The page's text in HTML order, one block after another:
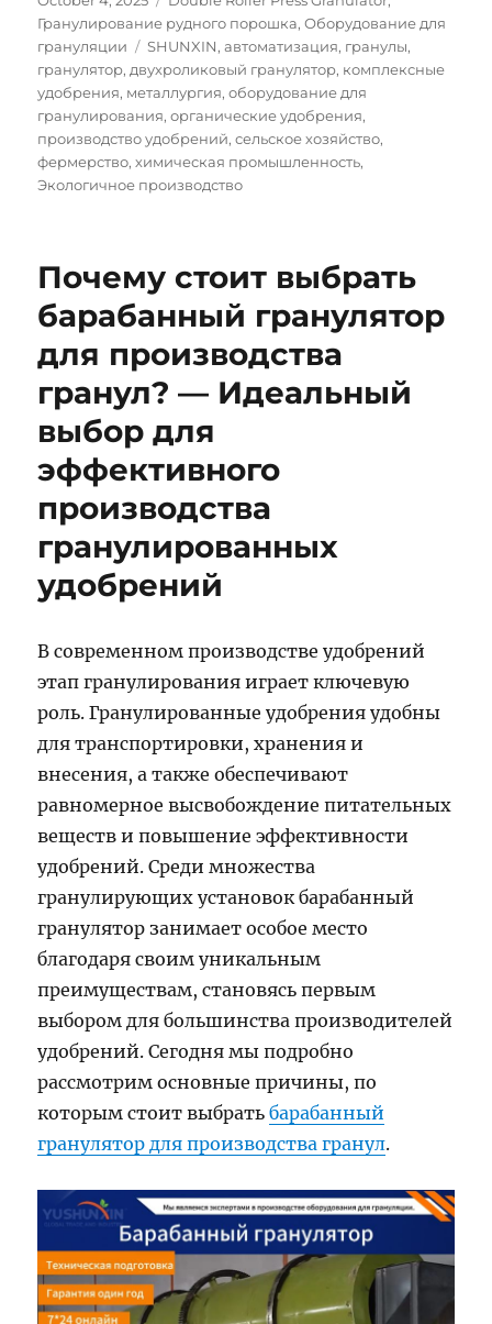
on
Гранулирование рудного порошка,Оборудование для
грануляции
Tags
SHUNXIN,автоматизация, гранулы,
гранулятор,двухроликовый гранулятор, комплексные
удобрения, металлургия,оборудование для
гранулирования,органические удобрения,
производство удобрений,сельское хозяйство,
фермерство,химическая промышленность,
Экологичное производство
Почему стоит выбрать
барабанный гранулятор
для производства
гранул? — Идеальный
выбор для
эффективного
производства
гранулированных
удобрений
В современном производстве удобрений
этап гранулирования играет ключевую
роль. Гранулированные удобрения удобны
для транспортировки, хранения и
внесения, а также обеспечивают
равномерное высвобождение питательных
веществ и повышение эффективности
удобрений. Среди множества
гранулирующих установок барабанный
гранулятор занимает особое место
благодаря своим уникальным
преимуществам, становясь первым
выбором для большинства производителей
удобрений. Сегодня мы подробно
рассмотрим основные причины, по
которым стоит выбратьбарабанный
гранулятор для производства гранул.